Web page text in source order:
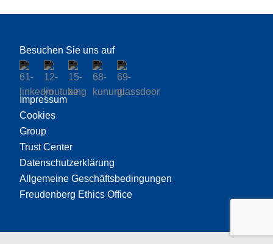
Besuchen Sie uns auf
Impressum
Cookies
Group
Trust Center
Datenschutzerklärung
Allgemeine Geschäftsbedingungen
Freudenberg Ethics Office